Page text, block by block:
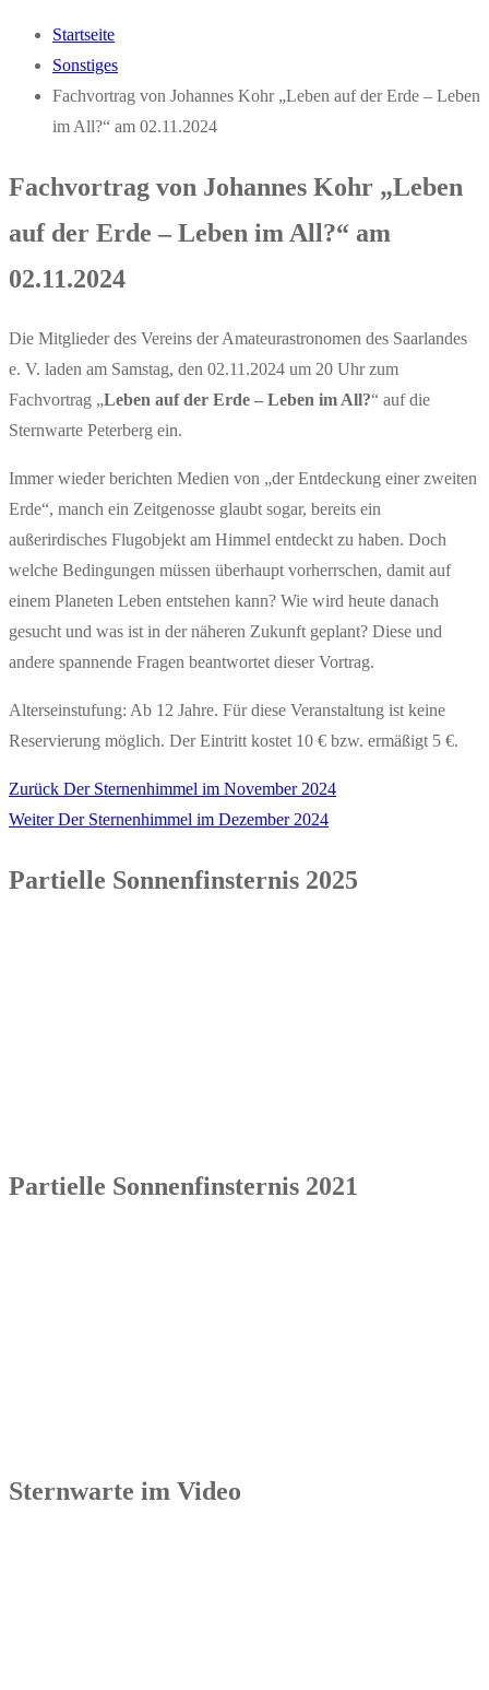
Startseite
Sonstiges
Fachvortrag von Johannes Kohr „Leben auf der Erde – Leben
im All?“ am 02.11.2024
Fachvortrag von Johannes Kohr „Leben
auf der Erde – Leben im All?“ am
02.11.2024
Die Mitglieder des Vereins der Amateurastronomen des Saarlandes
e. V. laden am Samstag, den 02.11.2024 um 20 Uhr zum
Fachvortrag „Leben auf der Erde – Leben im All?“ auf die
Sternwarte Peterberg ein.
Immer wieder berichten Medien von „der Entdeckung einer zweiten
Erde“, manch ein Zeitgenosse glaubt sogar, bereits ein
außerirdisches Flugobjekt am Himmel entdeckt zu haben. Doch
welche Bedingungen müssen überhaupt vorherrschen, damit auf
einem Planeten Leben entstehen kann? Wie wird heute danach
gesucht und was ist in der näheren Zukunft geplant? Diese und
andere spannende Fragen beantwortet dieser Vortrag.
Alterseinstufung: Ab 12 Jahre. Für diese Veranstaltung ist keine
Reservierung möglich. Der Eintritt kostet 10 € bzw. ermäßigt 5 €.
Beitragsnavigation
Zurück Vorheriger
Beitrag:
Der Sternenhimmel im November 2024
Weiter Nächster
Der Sternenhimmel im Dezember 2024
Partielle Sonnenfinsternis 2025
Partielle Sonnenfinsternis 2021
Sternwarte im Video